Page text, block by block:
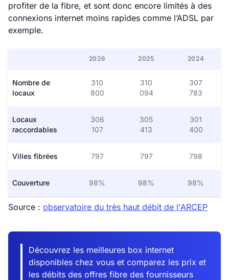
profiter de la fibre, et sont donc encore limités à des
connexions internet moins rapides comme l’ADSL par
exemple.
2026 2025 2024
Nombre de
locaux
310
800
310
094
307
783
Locaux
raccordables
306
107
305
413
301
400
Villes fibrées 797 797 798
Couverture 98% 98% 98%
Source : observatoire du très haut débit de l'ARCEP
Découvrez les meilleures box internet
disponibles chez vous et comparez les prix et
les débits des offres fibre des fournisseurs